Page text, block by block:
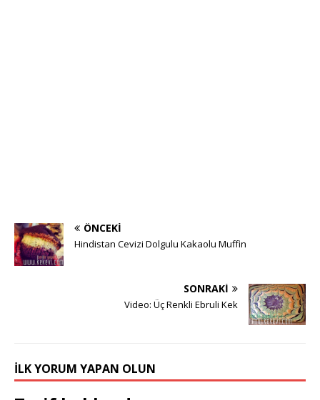
ÖNCEKI
Hindistan Cevizi Dolgulu Kakaolu Muffin
SONRAKI
Video: Üç Renkli Ebruli Kek
İLK YORUM YAPAN OLUN